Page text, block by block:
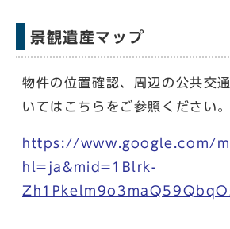
景観遺産マップ
物件の位置確認、周辺の公共交
いてはこちらをご参照ください。
https://www.google.com/
hl=ja&mid=1Blrk-